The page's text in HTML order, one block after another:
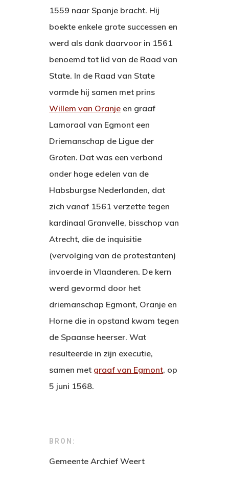
1559 naar Spanje bracht. Hij
boekte enkele grote successen en
werd als dank daarvoor in 1561
benoemd tot lid van de Raad van
State. In de Raad van State
vormde hij samen met prins
Willem van Oranje en graaf
Lamoraal van Egmont een
Driemanschap de Ligue der
Groten. Dat was een verbond
onder hoge edelen van de
Habsburgse Nederlanden, dat
zich vanaf 1561 verzette tegen
kardinaal Granvelle, bisschop van
Atrecht, die de inquisitie
(vervolging van de protestanten)
invoerde in Vlaanderen. De kern
werd gevormd door het
driemanschap Egmont, Oranje en
Horne die in opstand kwam tegen
de Spaanse heerser. Wat
resulteerde in zijn executie,
samen met graaf van Egmont, op
5 juni 1568.
BRON:
Gemeente Archief Weert